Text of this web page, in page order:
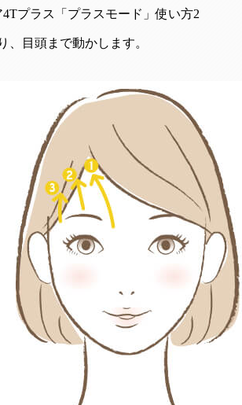
、目頭まで動かします。